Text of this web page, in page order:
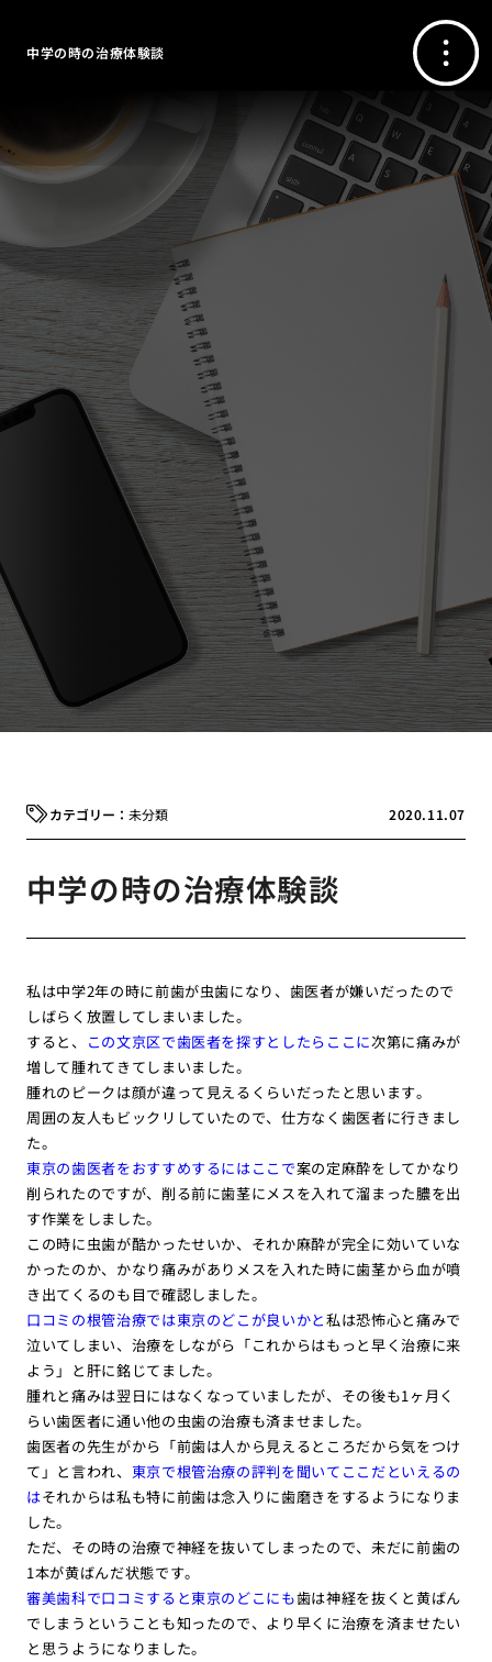
中学の時の治療体験談
2020.11.07
未分類
中学の時の治療体験談
私は中学2年の時に前歯が虫歯になり、歯医者が嫌いだったので
しばらく放置してしまいました。
すると、 この文京区で歯医者を探すとしたらここに次第に痛みが
増して腫れてきてしまいました。
腫れのピークは顔が違って見えるくらいだったと思います。
周囲の友人もビックリしていたので、仕方なく歯医者に行きまし
た。
東京の歯医者をおすすめするにはここで案の定麻酔をしてかなり
削られたのですが、削る前に歯茎にメスを入れて溜まった膿を出
す作業をしました。
この時に虫歯が酷かったせいか、それか麻酔が完全に効いていな
かったのか、かなり痛みがありメスを入れた時に歯茎から血が噴
き出てくるのも目で確認しました。
口コミの根管治療では東京のどこが良いかと私は恐怖心と痛みで
泣いてしまい、治療をしながら「これからはもっと早く治療に来
よう」と肝に銘じてました。
腫れと痛みは翌日にはなくなっていましたが、その後も1ヶ月く
らい歯医者に通い他の虫歯の治療も済ませました。
歯医者の先生がから「前歯は人から見えるところだから気をつけ
て」と言われ、 東京で根管治療の評判を聞いてここだといえるの
はそれからは私も特に前歯は念入りに歯磨きをするようになりま
した。
ただ、その時の治療で神経を抜いてしまったので、未だに前歯の
1本が黄ばんだ状態です。
審美歯科で口コミすると東京のどこにも歯は神経を抜くと黄ばん
でしまうということも知ったので、より早くに治療を済ませたい
と思うようになりました。